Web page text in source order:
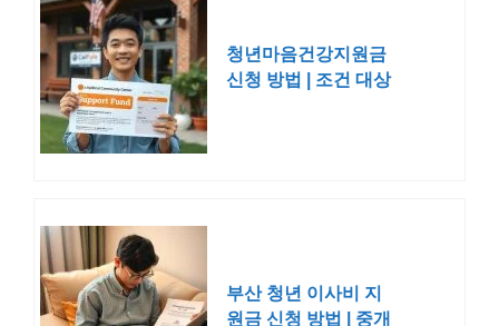
청년마음건강지원금
신청 방법 | 조건 대상
부산 청년 이사비 지
원금 신청 방법 | 중개